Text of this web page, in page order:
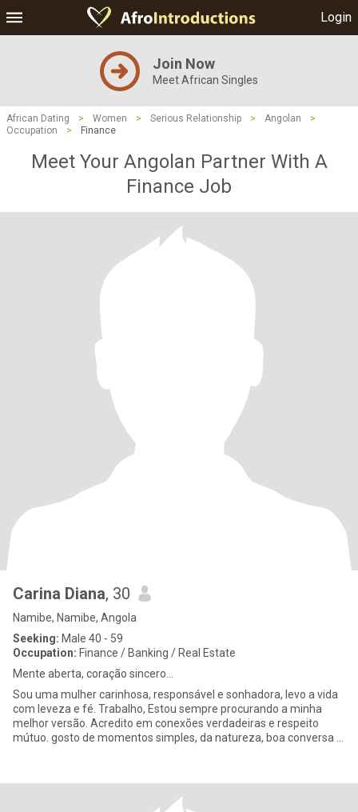
Login
Join Now
Meet African Singles
African Dating > Women > Serious Relationship > Angolan
>
Occupation
> Finance
Meet Your Angolan Partner With A
Finance Job
Carina Diana, 30
Namibe, Namibe, Angola
Seeking: Male 40 - 59
Occupation: Finance / Banking / Real Estate
Mente aberta, coração sincero...
Sou uma mulher carinhosa, responsável e sonhadora, levo a vida
com leveza e fé. Trabalho, Estou sempre procurando a minha
melhor versão. Acredito em conexões verdadeiras e respeito
mútuo. gosto de momentos simples, da natureza, boa conversa e